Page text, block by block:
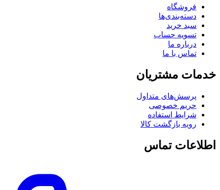
فروشگاه
دسته‌بندی‌ها
سبد خرید
تسویه حساب
درباره ما
تماس با ما
خدمات مشتریان
پرسش‌های متداول
حریم خصوصی
شرایط استفاده
رویه بازگشت کالا
اطلاعات تماس